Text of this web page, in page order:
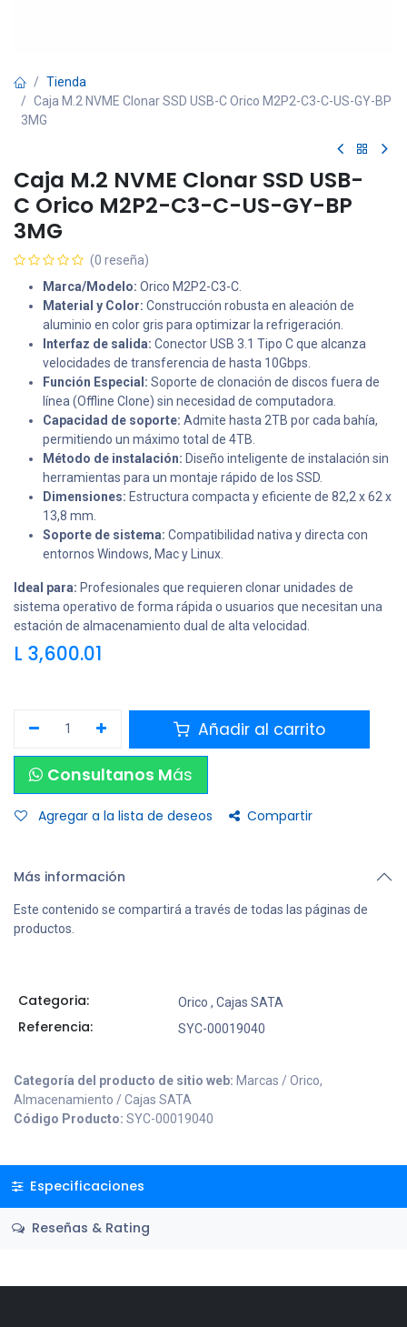
Tienda
Caja M.2 NVME Clonar SSD USB-C Orico M2P2-C3-C-US-GY-BP
3MG
Caja M.2 NVME Clonar SSD USB-
C Orico M2P2-C3-C-US-GY-BP
3MG
(0 reseña)
Marca/Modelo: Orico M2P2-C3-C.
Material y Color: Construcción robusta en aleación de
aluminio en color gris para optimizar la refrigeración.
Interfaz de salida: Conector USB 3.1 Tipo C que alcanza
velocidades de transferencia de hasta 10Gbps.
Función Especial: Soporte de clonación de discos fuera de
línea (Offline Clone) sin necesidad de computadora.
Capacidad de soporte: Admite hasta 2TB por cada bahía,
permitiendo un máximo total de 4TB.
Método de instalación: Diseño inteligente de instalación sin
herramientas para un montaje rápido de los SSD.
Dimensiones: Estructura compacta y eficiente de 82,2 x 62 x
13,8 mm.
Soporte de sistema: Compatibilidad nativa y directa con
entornos Windows, Mac y Linux.
Ideal para: Profesionales que requieren clonar unidades de
sistema operativo de forma rápida o usuarios que necesitan una
estación de almacenamiento dual de alta velocidad.
L 3,600.01
Añadir al carrito
Consultanos Más
Agregar a la lista de deseos Compartir
Más información
Este contenido se compartirá a través de todas las páginas de
productos.
Categoria: Orico , Cajas SATA
Referencia: SYC-00019040
Categoría del producto de sitio web: Marcas / Orico,
Almacenamiento / Cajas SATA
Código Producto: SYC-00019040
Especificaciones
Reseñas & Rating